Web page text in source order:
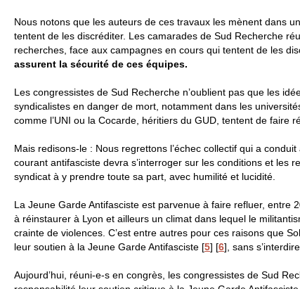
Nous notons que les auteurs de ces travaux les mènent dans
tentent de les discréditer. Les camarades de Sud Recherche
recherches, face aux campagnes en cours qui tentent de les
assurent la sécurité de ces équipes.
Les congressistes de Sud Recherche n’oublient pas que les
syndicalistes en danger de mort, notamment dans les
comme l’UNI ou la Cocarde, héritiers du GUD , tentent de faire
Mais redisons-le : Nous regrettons l’échec collectif qui a
courant antifasciste devra s’interroger sur les conditions et les
syndicat à y prendre toute sa part, avec humilité et lucidité.
La Jeune Garde Antifasciste est parvenue à faire refluer, entre
à réinstaurer à Lyon et ailleurs un climat dans lequel le
crainte de violences. C’est entre autres pour ces raisons que
leur soutien à la Jeune Garde Antifasciste [5] [6] , sans
Aujourd’hui, réuni-e-s en congrès, les congressistes de Sud